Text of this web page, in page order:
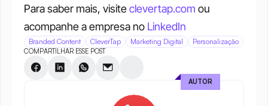
Para saber mais, visite clevertap.com ou
acompanhe a empresa no LinkedIn
Branded Content CleverTap Marketing Digital Personalização
COMPARTILHAR ESSE POST
AUTOR